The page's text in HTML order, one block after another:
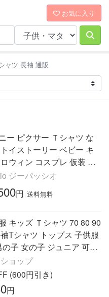
お気に入り
ャツ 長袖 通販
ー ピクサー Ｔシャツ な
イストーリー ベビー キ
ジーパッシオ
円 送料無料
キッズ Ｔシャツ 70 80 90
Tシャツ トップス 子供服
の子 女の子 ジュニア 可愛
れ
ョップ
(600円引き)
円